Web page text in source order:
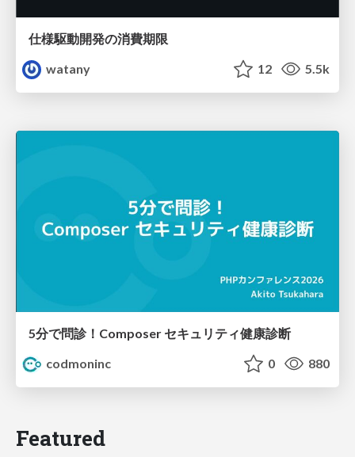
仕様駆動開発の消費期限
watany
12 5.5k
5分で問診！Composer セキュリティ健康診断
codmoninc
0 880
Featured